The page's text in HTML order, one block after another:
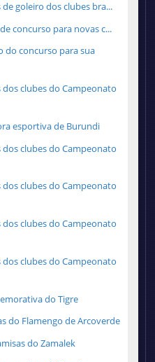
goleiro dos clubes bra...
concurso para novas c...
do concurso para sua
clubes do Campeonato
esportiva de Burundi
clubes do Campeonato
clubes do Campeonato
clubes do Campeonato
clubes do Campeonato
do Tigre
do Flamengo de Arcoverde
do Zamalek